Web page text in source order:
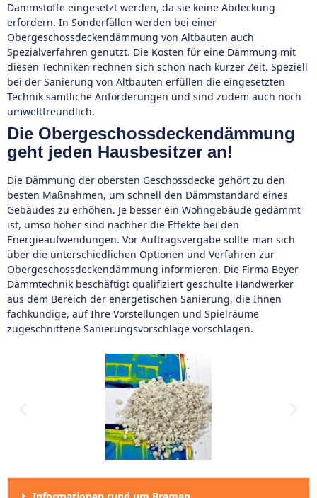
Dämmstoffe eingesetzt werden, da sie keine Abdeckung
erfordern. In Sonderfällen werden bei einer
Obergeschossdeckendämmung von Altbauten auch
Spezialverfahren genutzt. Die Kosten für eine Dämmung mit
diesen Techniken rechnen sich schon nach kurzer Zeit. Speziell
bei der Sanierung von Altbauten erfüllen die eingesetzten
Technik sämtliche Anforderungen und sind zudem auch noch
umweltfreundlich.
Die Obergeschossdeckendämmung
geht jeden Hausbesitzer an!
Die Dämmung der obersten Geschossdecke gehört zu den
besten Maßnahmen, um schnell den Dämmstandard eines
Gebäudes zu erhöhen. Je besser ein Wohngebäude gedämmt
ist, umso höher sind nachher die Effekte bei den
Energieaufwendungen. Vor Auftragsvergabe sollte man sich
über die unterschiedlichen Optionen und Verfahren zur
Obergeschossdeckendämmung informieren. Die Firma Beyer
Dämmtechnik beschäftigt qualifiziert geschulte Handwerker
aus dem Bereich der energetischen Sanierung, die Ihnen
fachkundige, auf Ihre Vorstellungen und Spielräume
zugeschnittene Sanierungsvorschläge vorschlagen.